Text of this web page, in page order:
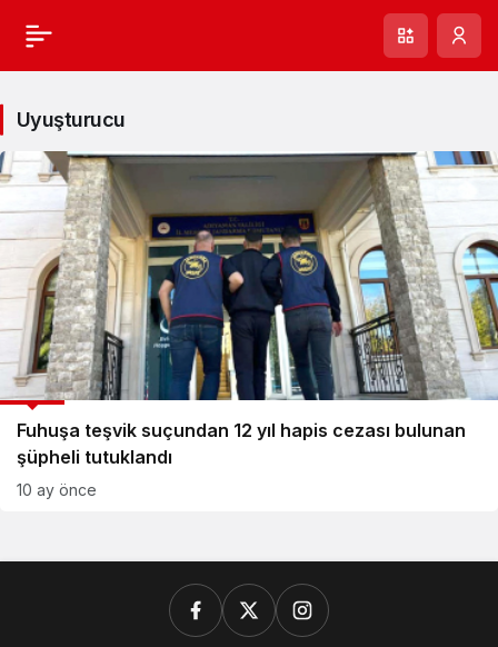
Uyuşturucu
Fuhuşa teşvik suçundan 12 yıl hapis cezası bulunan
şüpheli tutuklandı
ASAYİŞ
10 ay önce